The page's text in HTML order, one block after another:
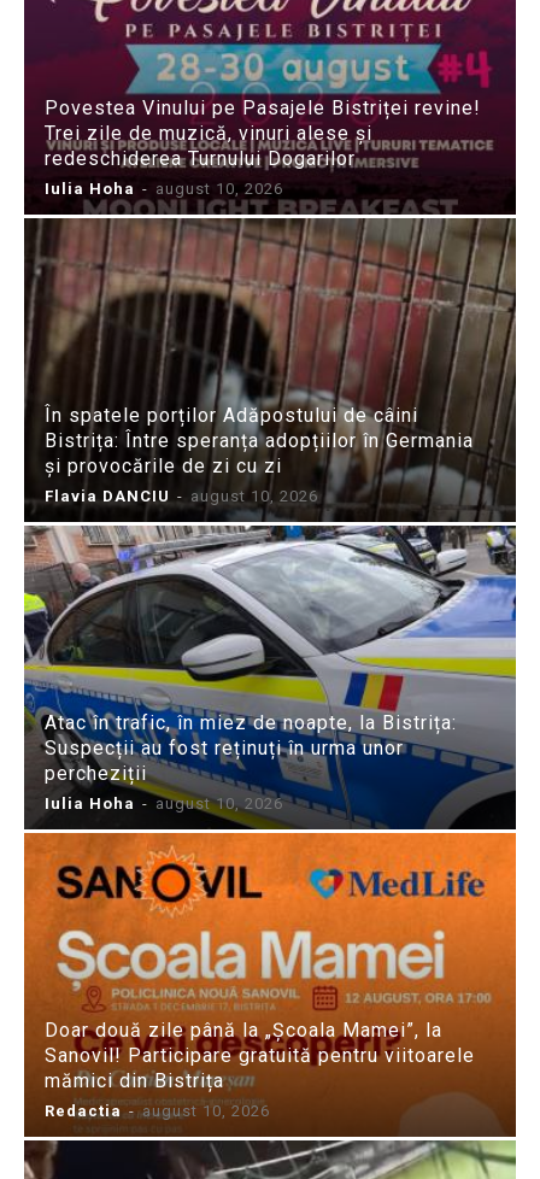
Povestea Vinului pe Pasajele Bistriței revine!
Trei zile de muzică, vinuri alese și
redeschiderea Turnului Dogarilor
Iulia Hoha - august 10, 2026
În spatele porților Adăpostului de câini
Bistrița: Între speranța adopțiilor în Germania
și provocările de zi cu zi
Flavia DANCIU - august 10, 2026
Atac în trafic, în miez de noapte, la Bistrița:
Suspecții au fost reținuți în urma unor
percheziții
Iulia Hoha - august 10, 2026
Doar două zile până la „Școala Mamei”, la
Sanovil! Participare gratuită pentru viitoarele
mămici din Bistrița
Redactia - august 10, 2026